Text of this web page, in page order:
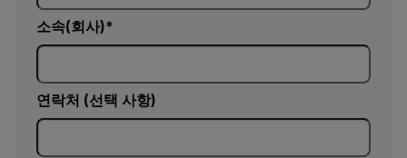
소속(회사)
연락처 (선택 사항)